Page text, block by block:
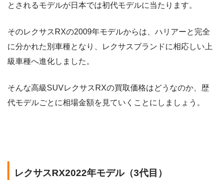
とされるモデルが日本では初代モデルに当たります。
そのレクサスRXの2009年モデルからは、ハリアーと完全
に分かれた別車種となり、レクサスブランドに相応しい上
級車種へ進化しました。
そんな高級SUVレクサスRXの買取価格はどうなのか、歴
代モデルごとに相場金額を見ていくことにしましょう。
レクサスRX2022年モデル（3代目）